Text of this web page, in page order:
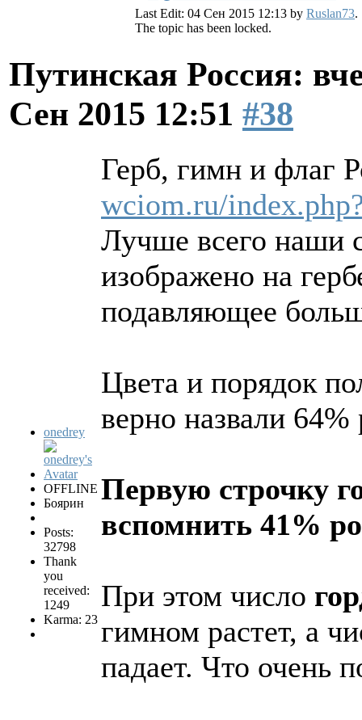
Last Edit: 04 Сен 2015 12:13 by Ruslan73.
The topic has been locked.
Путинская Россия:
Сен 2015 12:51 #38
onedrey
OFFLINE
Боярин
Posts:
32798
Thank
you
received:
1249
Karma: 23
Герб, гимн и флаг
wciom.ru/
Лучше всего наши
изображено на
подавляющее
Цвета и порядок
верно назвали 64%
Первую строчку
вспомнить 41%
При этом число
гимном растет, а
падает. Что очень